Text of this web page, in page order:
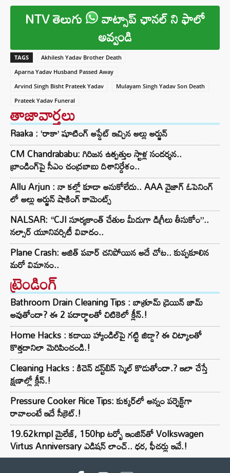
NTV తెలుగు వాట్సాప్ ఛానల్ ని ఫాలో
అవ్వండి
TAGS
Akhilesh Yadav Brother Death
Aparna Yadav Husband Passed Away
Arvind Singh Bisht Prateek Yadav
Mulayam Singh Yadav Son Death
Prateek Yadav Funeral
తాజావార్తలు
Raaka : ‘రాకా’ షూటింగ్ అప్డేట్ ఇచ్చిన అల్లు అర్జున్
CM Chandrababu: గిరిజన ఉత్పత్తుల స్టాళ్ల సందర్శన..
బ్రాండింగ్‌పై సీఎం చంద్రబాబు దిశానిర్దేశం..
Allu Arjun : నా కల్లో కూడా అనుకోలేదు.. AAA వైజాగ్ ఓపెనింగ్
లో అల్లు అర్జున్ షాకింగ్ కామెంట్స్
NALSAR: “CJI సూర్యకాంత్‌ చేతుల మీదుగా డిగ్రీలు తీసుకోం”..
నల్సార్ యూనివర్సిటీ వివాదం..
Plane Crash: అజిత్ పవార్ చనిపోయిన అదే చోట.. కుప్పకూలిన
మరో విమానం..
ట్రెండింగ్‌
Bathroom Drain Cleaning Tips : బాత్రూమ్ డ్రెయిన్ జామ్
అవుతోందా? ఈ 2 పదార్థాలతో చిటికెలో క్లీన్.!
Home Hacks : కడాయి హ్యాండిల్‌పై గట్టి జిడ్డా? ఈ చిట్కాలతో
కొత్తదానిలా మెరిపించండి.!
Cleaning Hacks : కిచెన్ డస్ట్‌బిన్ స్మెల్ కొడుతోందా.? ఇలా చేస్తే
క్షణాల్లో క్లీన్.!
Pressure Cooker Rice Tips: కుక్కర్‌లో అన్నం పర్ఫెక్ట్‌గా
రావాలంటే ఇదే సీక్రెట్.!
19.62kmpl మైలేజ్, 150hp టర్బో ఇంజిన్‌తో Volkswagen
Virtus Anniversary ఎడిషన్ లాంచ్.. ధర, ఫీచర్లు ఇవే.!